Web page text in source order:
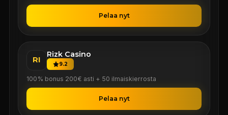
Pelaa nyt
RI
Rizk Casino
9.2
100% bonus 200€ asti + 50 ilmaiskierrosta
Pelaa nyt